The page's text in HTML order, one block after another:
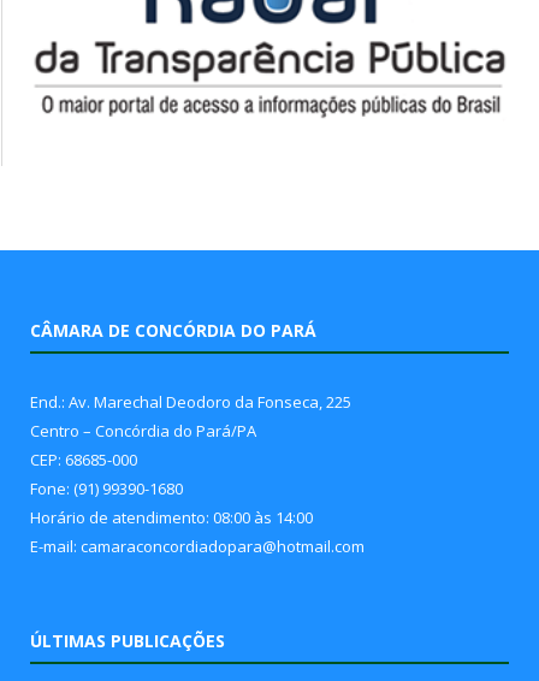
CÂMARA DE CONCÓRDIA DO PARÁ
End.: Av. Marechal Deodoro da Fonseca, 225
Centro – Concórdia do Pará/PA
CEP: 68685-000
Fone: (91) 99390-1680
Horário de atendimento: 08:00 às 14:00
E-mail: camaraconcordiadopara@hotmail.com
ÚLTIMAS PUBLICAÇÕES